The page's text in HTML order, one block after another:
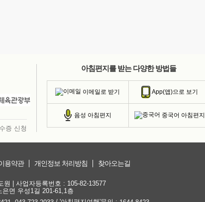
증 신청
아침편지를 받는 다양한 방법들
이메일로 받기 App(앱)으로 보기
음성 아침편지 중국어 아침편지
용약관 개인정보 처리방침 찾아오는길
| 사업자등록번호 : 105-82-13577
면 우성1길 201-61,1층